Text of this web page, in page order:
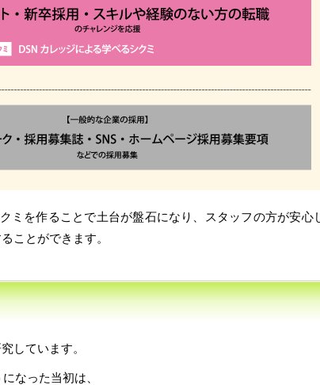
ミを作ることで土台が盤石になり、スタッフの方が安心
ことができます。
しています。
なった当初は、